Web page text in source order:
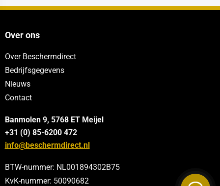
Over ons
Over Beschermdirect
Bedrijfsgegevens
Nieuws
Contact
Banmolen 9, 5768 ET Meijel
+31 (0) 85-6200 472
info@beschermdirect.nl
BTW-nummer: NL001894302B75
KvK-nummer: 50090682